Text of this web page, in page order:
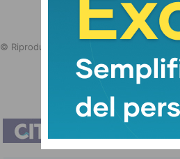
© Riproduzione riservata